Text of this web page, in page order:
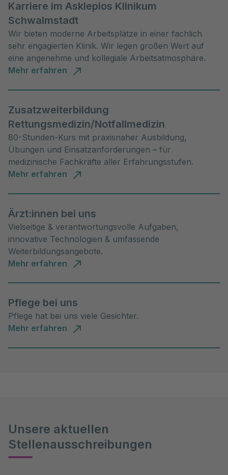
Karriere im Asklepios Klinikum
Schwalmstadt
Wir bieten moderne Arbeitsplätze in einer fachlich
sehr engagierten Klinik. Wir legen großen Wert auf
eine angenehme und kollegiale Arbeitsatmosphäre.
Mehr erfahren
Zusatzweiterbildung
Rettungsmedizin/Notfallmedizin
80-Stunden-Kurs mit praxisnaher Ausbildung,
Übungen und Einsatzanforderungen – für
medizinische Fachkräfte aller Erfahrungsstufen.
Mehr erfahren
Ärzt:innen bei uns
Vielseitige & verantwortungsvolle Aufgaben,
innovative Technologien & umfassende
Weiterbildungsangebote.
Mehr erfahren
Pflege bei uns
Pflege hat bei uns viele Gesichter.
Mehr erfahren
Unsere aktuellen
Stellenausschreibungen